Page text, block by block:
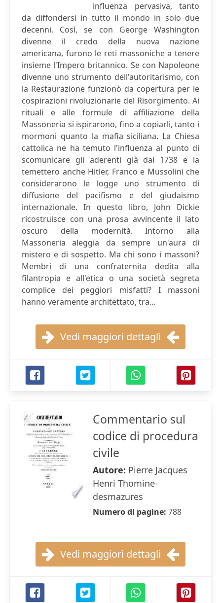
influenza pervasiva, tanto
da diffondersi in tutto il mondo in solo due
decenni. Così, se con George Washington
divenne il credo della nuova nazione
americana, furono le reti massoniche a tenere
insieme l'Impero britannico. Se con Napoleone
divenne uno strumento dell'autoritarismo, con
la Restaurazione funzionò da copertura per le
cospirazioni rivoluzionarie del Risorgimento. Ai
rituali e alle formule di affiliazione della
Massoneria si ispirarono, fino a copiarli, tanto i
mormoni quanto la mafia siciliana. La Chiesa
cattolica ne ha temuto l'influenza al punto di
scomunicare gli aderenti già dal 1738 e la
temettero anche Hitler, Franco e Mussolini che
considerarono le logge uno strumento di
diffusione del pacifismo e del giudaismo
internazionale. In questo libro, John Dickie
ricostruisce con una prosa avvincente il lato
oscuro della modernità. Intorno alla
Massoneria aleggia da sempre un'aura di
mistero e di sospetto. Ma chi sono i massoni?
Membri di una confraternita dedita alla
filantropia e all'etica o una società segreta
complice dei peggiori misfatti? I massoni
hanno veramente architettato, tra...
Vedi maggiori dettagli
Commentario sul
codice di procedura
civile
Autore: Pierre Jacques
Henri Thomine-
desmazures
Numero di pagine: 788
Vedi maggiori dettagli